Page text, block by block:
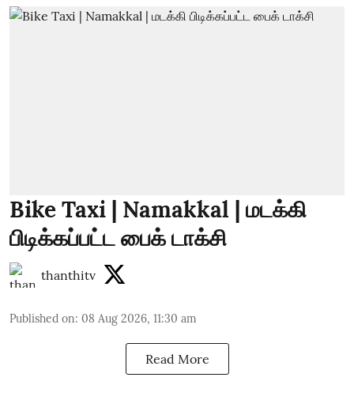
Bike Taxi | Namakkal | மடக்கி
பிடிக்கப்பட்ட பைக் டாக்சி
thanthitv
Published on: 08 Aug 2026, 11:30 am
Read More